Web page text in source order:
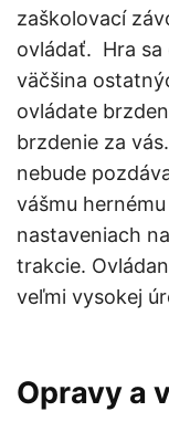
zaškolovací
ovládať. Hra sa
väčšina
ovládate
brzdenie za
nebude
vášmu
nastaveniach
trakcie.
veľmi vysokej
Opravy a